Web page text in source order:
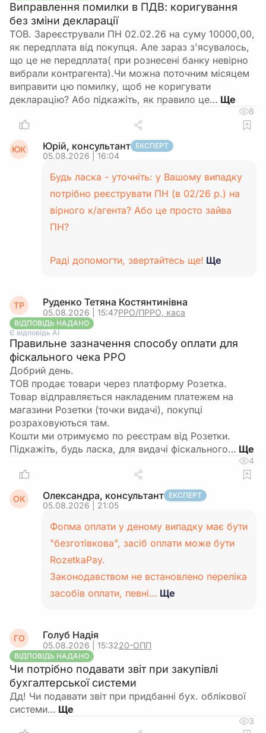
Виправлення помилки в ПДВ: коригування
без зміни декларації
ТОВ. Зареєстрували ПН 02.02.26 на суму 10000,00,
як передплата від покупця. Але зараз з'ясувалось,
що це не передплата( при рознесені банку невірно
вибрали контрагента).Чи можна поточним місяцем
виправити цю помилку, щоб не коригувати
декларацію? Або підкажіть, як правило це…
8
ЮК Юрій, консультант ЕКСПЕРТ
05.08.2026 | 16:04
Будь ласка - уточніть: у Вашому випадку
потрібно реєструвати ПН (в 02/26 р.) на
вірного к/агента? Або це просто зайва
ПН?
Раді допомогти, звертайтесь ще! Ще
ТР Руденко Тетяна Костянтинівна
05.08.2026 | 15:47РРО/ПРРО, каса
ВІДПОВІДЬ НАДАНО
Є відповідь АІ
Правильне зазначення способу оплати для
фіскального чека РРО
Добрий день.
ТОВ продає товари через платформу Розетка.
Товар відправляється накладеним платежем на
магазини Розетки (точки видачі), покупці
розраховуються там.
Кошти ми отримуємо по реєстрам від Розетки.
Підкажіть, будь ласка, для видачі фіскального…
4
ОК Олександра, консультант ЕКСПЕРТ
05.08.2026 | 21:05
Фопма оплати у деному випадку має бути
"безготівкова", засіб оплати може бути
RozetkaPay.
Законодавством не встановлено переліка
засобів оплати, певні… Ще
ГО Голуб Надія
05.08.2026 | 15:3220-ОПП
ВІДПОВІДЬ НАДАНО
Чи потрібно подавати звіт при закупівлі
бухгалтерської системи
Дд! Чи подавати звіт при придбанні бух. облікової
системи…
3